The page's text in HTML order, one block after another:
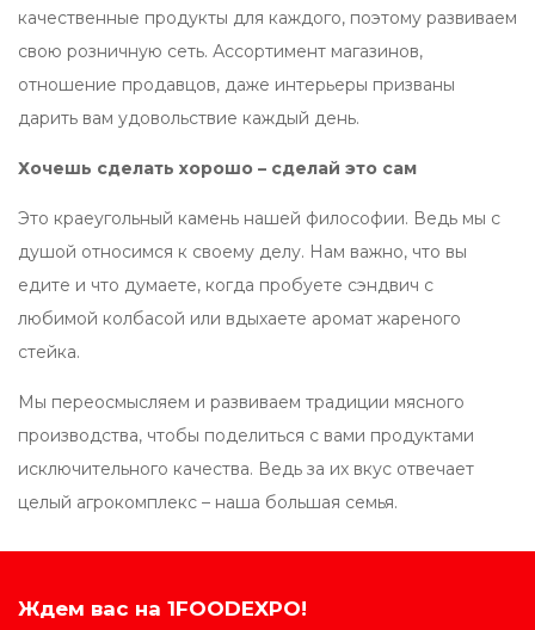
качественные продукты для каждого, поэтому развиваем
свою розничную сеть. Ассортимент магазинов,
отношение продавцов, даже интерьеры призваны
дарить вам удовольствие каждый день.
Хочешь сделать хорошо – сделай это сам
Это краеугольный камень нашей философии. Ведь мы с
душой относимся к своему делу. Нам важно, что вы
едите и что думаете, когда пробуете сэндвич с
любимой колбасой или вдыхаете аромат жареного
стейка.
Мы переосмысляем и развиваем традиции мясного
производства, чтобы поделиться с вами продуктами
исключительного качества. Ведь за их вкус отвечает
целый агрокомплекс – наша большая семья.
Ждем вас на 1FOODEXPO!